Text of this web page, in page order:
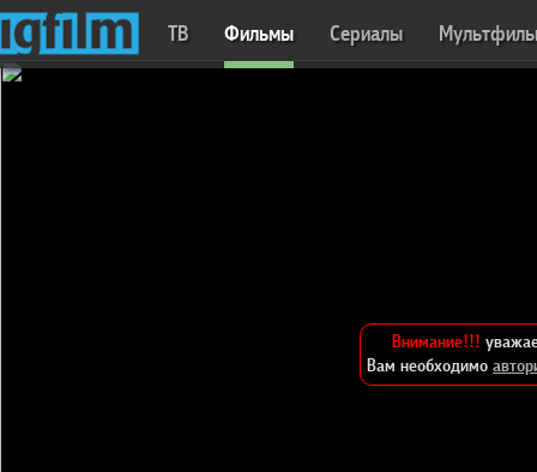
ТВ Фильмы Сериалы
Внимание!!!
Вам необходимо